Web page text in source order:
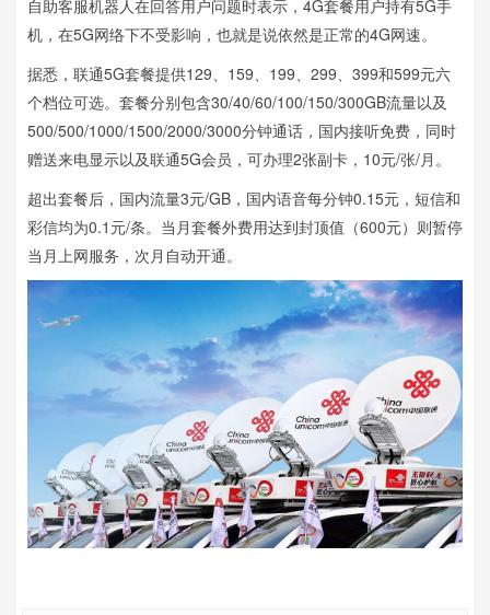
自助客服机器人在回答用户问题时表示，4G套餐用户持有5G手
机，在5G网络下不受影响，也就是说依然是正常的4G网速。
据悉，联通5G套餐提供129、159、199、299、399和599元六
个档位可选。套餐分别包含30/40/60/100/150/300GB流量以及
500/500/1000/1500/2000/3000分钟通话，国内接听免费，同时
赠送来电显示以及联通5G会员，可办理2张副卡，10元/张/月。
超出套餐后，国内流量3元/GB，国内语音每分钟0.15元，短信和
彩信均为0.1元/条。当月套餐外费用达到封顶值（600元）则暂停
当月上网服务，次月自动开通。